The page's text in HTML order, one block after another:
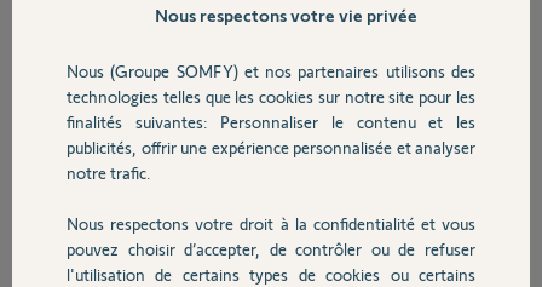
Sécurité
Domotique
Chauffage
je demande la réinitialisation on m'indique adresse de messagerie
STEPHANE
il y a plus de 7 ans
Participer au fil de discussion
Nous respectons votre vie privée
Nous (Groupe SOMFY) et nos partenaires utilisons des
technologies telles que les cookies sur notre site pour les
finalités suivantes: Personnaliser le contenu et les
publicités, offrir une expérience personnalisée et analyser
notre trafic.
Nous respectons votre droit à la confidentialité et vous
pouvez choisir d’accepter, de contrôler ou de refuser
l'utilisation de certains types de cookies ou certains